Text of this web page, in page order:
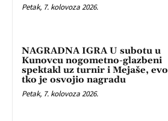
Petak, 7. kolovoza 2026.
NAGRADNA IGRA U subotu u
Kunovcu nogometno-glazbeni
spektakl uz turnir i Mejaše, evo
tko je osvojio nagradu
Petak, 7. kolovoza 2026.